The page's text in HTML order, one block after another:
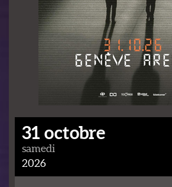
31 octobre
samedi
2026